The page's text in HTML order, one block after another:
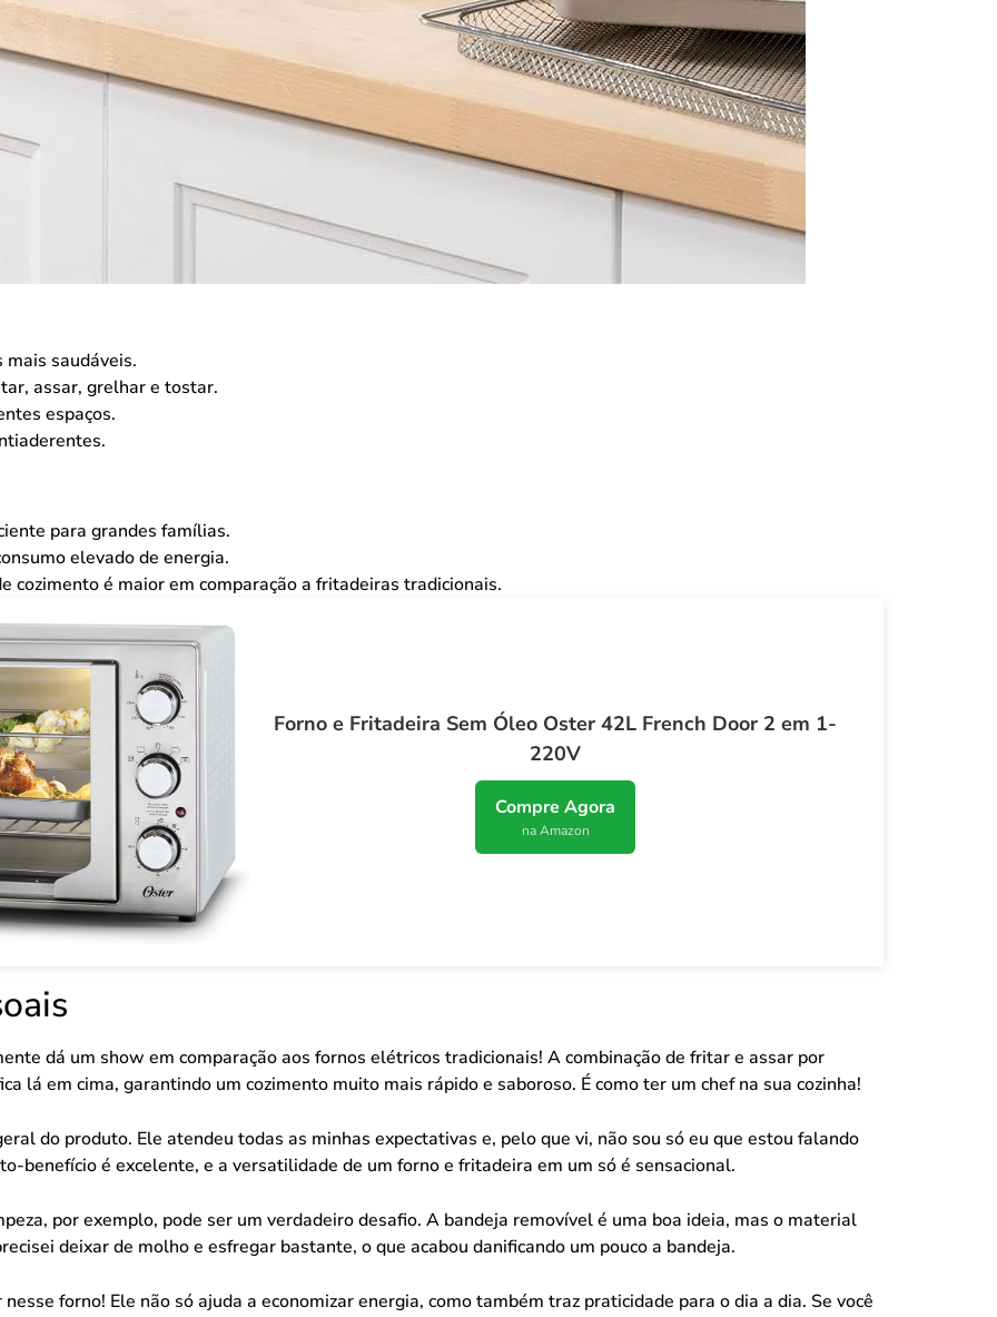
saudáveis.
assar, grelhar e tostar.
espaços.
para grandes famílias.
elevado de energia.
cozimento é maior em comparação a fritadeiras tradicionais.
Forno e Fritadeira Sem Óleo Oster 42L French Door 2 em 1-
220V
Compre Agora
na Amazon
dá um show em comparação aos fornos elétricos tradicionais! A combinação de fritar e assar por
lá em cima, garantindo um cozimento muito mais rápido e saboroso. É como ter um chef na sua cozinha!
do produto. Ele atendeu todas as minhas expectativas e, pelo que vi, não sou só eu que estou falando
benefício é excelente, e a versatilidade de um forno e fritadeira em um só é sensacional.
por exemplo, pode ser um verdadeiro desafio. A bandeja removível é uma boa ideia, mas o material
deixar de molho e esfregar bastante, o que acabou danificando um pouco a bandeja.
forno! Ele não só ajuda a economizar energia, como também traz praticidade para o dia a dia. Se você